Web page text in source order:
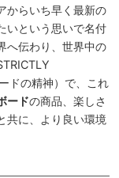
からいち早く最新の
いという思いで名付
へ伝わり、世界中の
ドの精神）で、これ
ードの商品、楽しさ
共に、より良い環境